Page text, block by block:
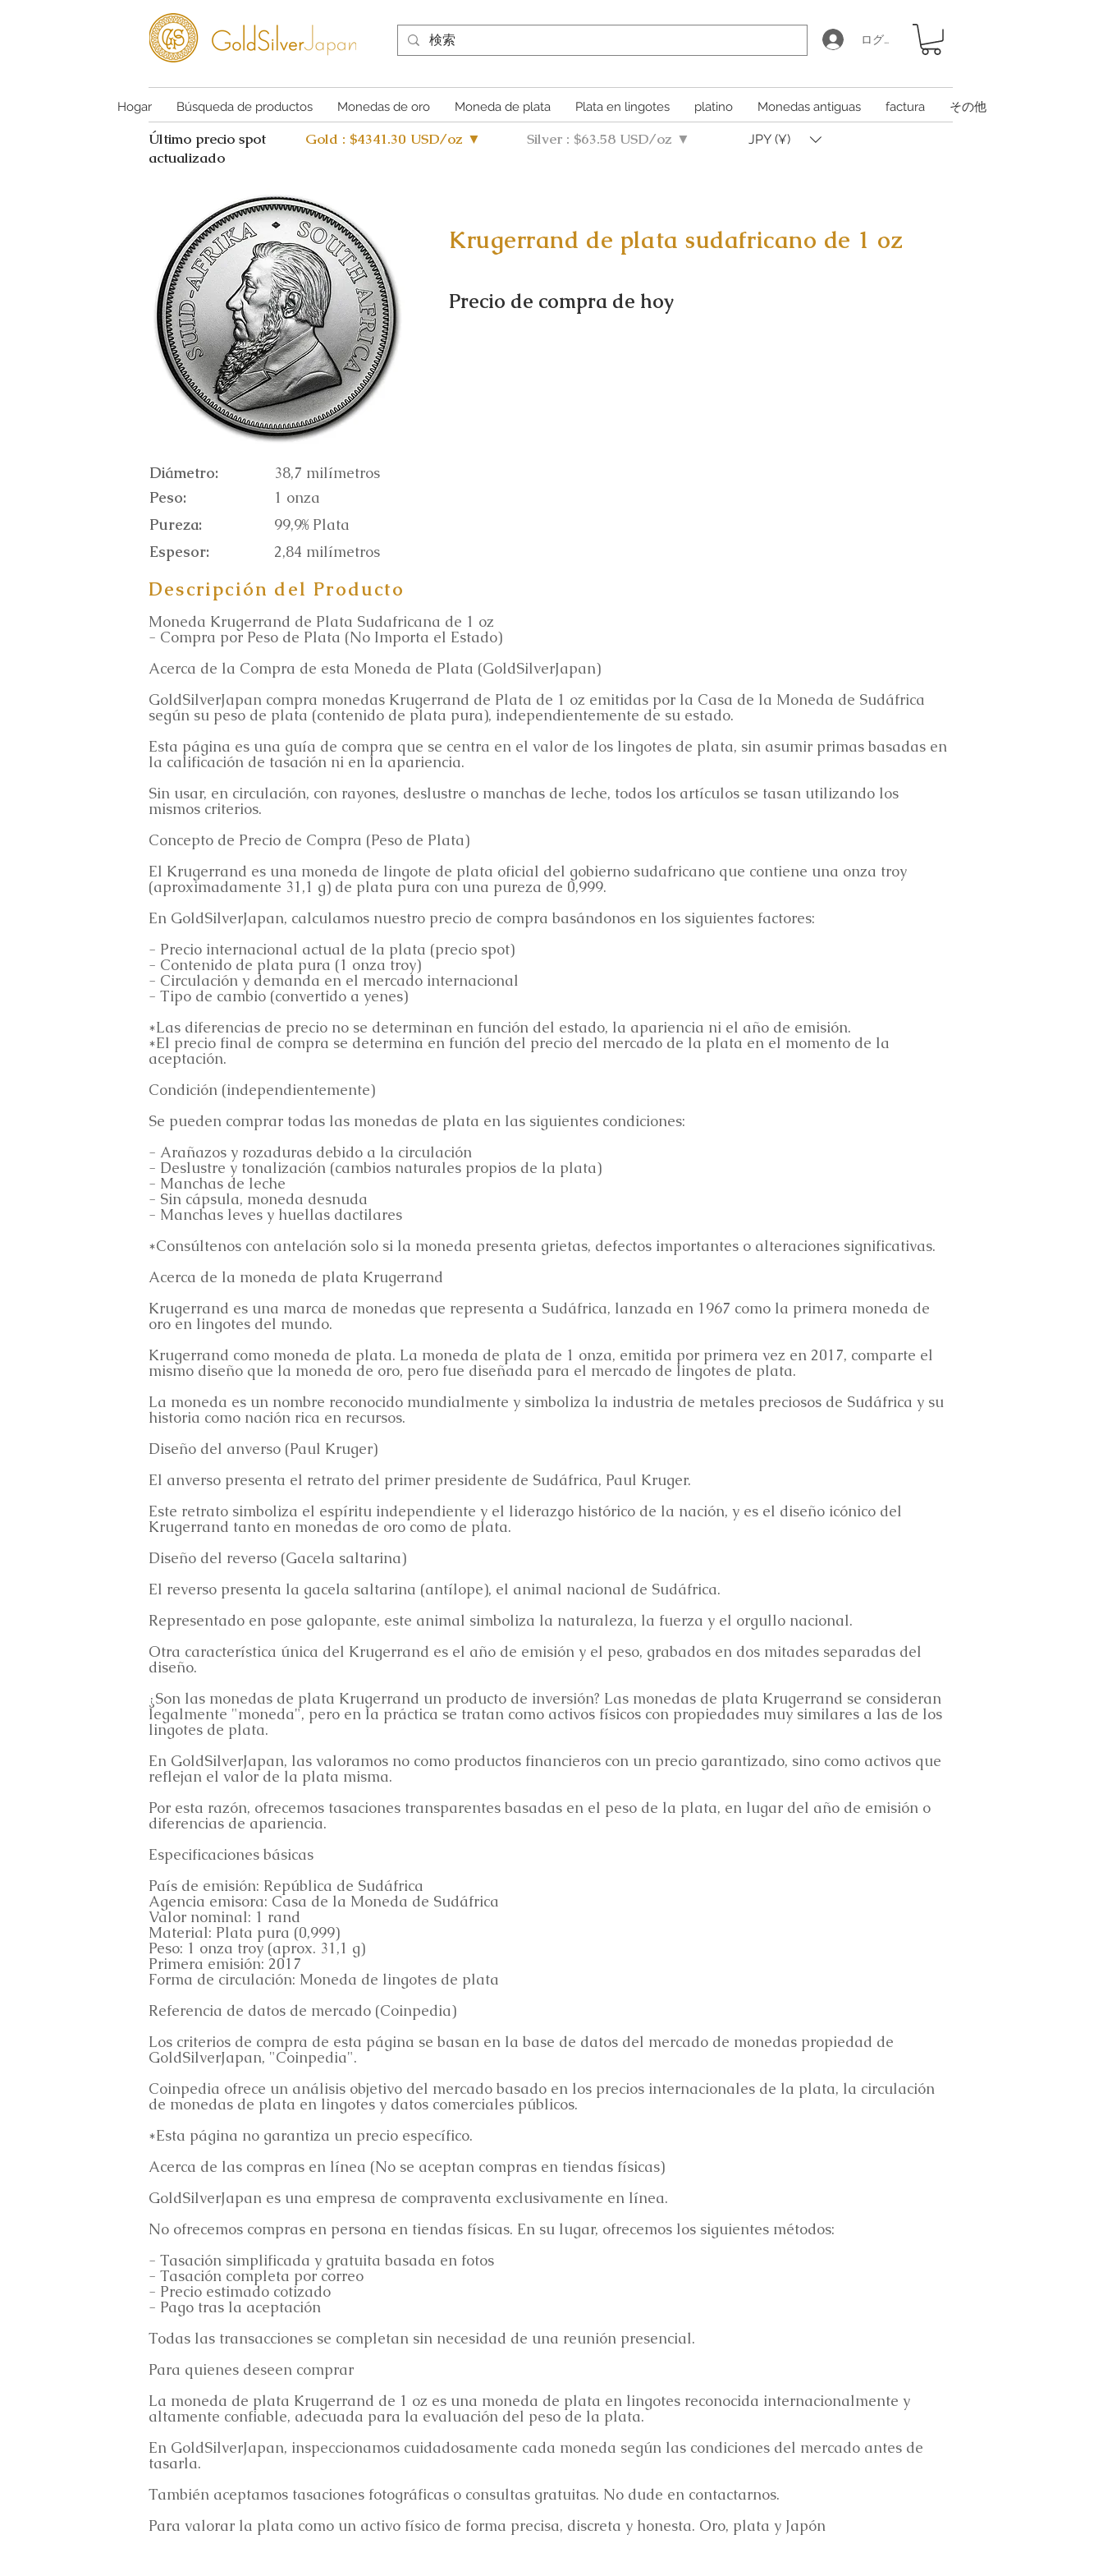
ログイン
Hogar Búsqueda de productos Monedas de oro Moneda de plata Plata en lingotes platino Monedas antiguas factura その他
Último precio spot
actualizado
Gold : $4341.30 USD/oz ▼ Silver : $63.58 USD/oz ▼ JPY (¥)
Krugerrand de plata sudafricano de 1 oz
Precio de compra de hoy
Diámetro:
38,7 milímetros
Peso:
1 onza
Pureza:
99,9% Plata
Espesor:
2,84 milímetros
Descripción del Producto
Moneda Krugerrand de Plata Sudafricana de 1 oz
- Compra por Peso de Plata (No Importa el Estado)
Acerca de la Compra de esta Moneda de Plata (GoldSilverJapan)
GoldSilverJapan compra monedas Krugerrand de Plata de 1 oz emitidas por la Casa de la Moneda de Sudáfrica
según su peso de plata (contenido de plata pura), independientemente de su estado.
Esta página es una guía de compra que se centra en el valor de los lingotes de plata, sin asumir primas basadas en
la calificación de tasación ni en la apariencia.
Sin usar, en circulación, con rayones, deslustre o manchas de leche, todos los artículos se tasan utilizando los
mismos criterios.
Concepto de Precio de Compra (Peso de Plata)
El Krugerrand es una moneda de lingote de plata oficial del gobierno sudafricano que contiene una onza troy
(aproximadamente 31,1 g) de plata pura con una pureza de 0,999.
En GoldSilverJapan, calculamos nuestro precio de compra basándonos en los siguientes factores:
- Precio internacional actual de la plata (precio spot)
- Contenido de plata pura (1 onza troy)
- Circulación y demanda en el mercado internacional
- Tipo de cambio (convertido a yenes)
*Las diferencias de precio no se determinan en función del estado, la apariencia ni el año de emisión.
*El precio final de compra se determina en función del precio del mercado de la plata en el momento de la
aceptación.
Condición (independientemente)
Se pueden comprar todas las monedas de plata en las siguientes condiciones:
- Arañazos y rozaduras debido a la circulación
- Deslustre y tonalización (cambios naturales propios de la plata)
- Manchas de leche
- Sin cápsula, moneda desnuda
- Manchas leves y huellas dactilares
*Consúltenos con antelación solo si la moneda presenta grietas, defectos importantes o alteraciones significativas.
Acerca de la moneda de plata Krugerrand
Krugerrand es una marca de monedas que representa a Sudáfrica, lanzada en 1967 como la primera moneda de
oro en lingotes del mundo.
Krugerrand como moneda de plata. La moneda de plata de 1 onza, emitida por primera vez en 2017, comparte el
mismo diseño que la moneda de oro, pero fue diseñada para el mercado de lingotes de plata.
La moneda es un nombre reconocido mundialmente y simboliza la industria de metales preciosos de Sudáfrica y su
historia como nación rica en recursos.
Diseño del anverso (Paul Kruger)
El anverso presenta el retrato del primer presidente de Sudáfrica, Paul Kruger.
Este retrato simboliza el espíritu independiente y el liderazgo histórico de la nación, y es el diseño icónico del
Krugerrand tanto en monedas de oro como de plata.
Diseño del reverso (Gacela saltarina)
El reverso presenta la gacela saltarina (antílope), el animal nacional de Sudáfrica.
Representado en pose galopante, este animal simboliza la naturaleza, la fuerza y el orgullo nacional.
Otra característica única del Krugerrand es el año de emisión y el peso, grabados en dos mitades separadas del
diseño.
¿Son las monedas de plata Krugerrand un producto de inversión? Las monedas de plata Krugerrand se consideran
legalmente "moneda", pero en la práctica se tratan como activos físicos con propiedades muy similares a las de los
lingotes de plata.
En GoldSilverJapan, las valoramos no como productos financieros con un precio garantizado, sino como activos que
reflejan el valor de la plata misma.
Por esta razón, ofrecemos tasaciones transparentes basadas en el peso de la plata, en lugar del año de emisión o
diferencias de apariencia.
Especificaciones básicas
País de emisión: República de Sudáfrica
Agencia emisora: Casa de la Moneda de Sudáfrica
Valor nominal: 1 rand
Material: Plata pura (0,999)
Peso: 1 onza troy (aprox. 31,1 g)
Primera emisión: 2017
Forma de circulación: Moneda de lingotes de plata
Referencia de datos de mercado (Coinpedia)
Los criterios de compra de esta página se basan en la base de datos del mercado de monedas propiedad de
GoldSilverJapan, "Coinpedia".
Coinpedia ofrece un análisis objetivo del mercado basado en los precios internacionales de la plata, la circulación
de monedas de plata en lingotes y datos comerciales públicos.
*Esta página no garantiza un precio específico.
Acerca de las compras en línea (No se aceptan compras en tiendas físicas)
GoldSilverJapan es una empresa de compraventa exclusivamente en línea.
No ofrecemos compras en persona en tiendas físicas. En su lugar, ofrecemos los siguientes métodos:
- Tasación simplificada y gratuita basada en fotos
- Tasación completa por correo
- Precio estimado cotizado
- Pago tras la aceptación
Todas las transacciones se completan sin necesidad de una reunión presencial.
Para quienes deseen comprar
La moneda de plata Krugerrand de 1 oz es una moneda de plata en lingotes reconocida internacionalmente y
altamente confiable, adecuada para la evaluación del peso de la plata.
En GoldSilverJapan, inspeccionamos cuidadosamente cada moneda según las condiciones del mercado antes de
tasarla.
También aceptamos tasaciones fotográficas o consultas gratuitas. No dude en contactarnos.
Para valorar la plata como un activo físico de forma precisa, discreta y honesta. Oro, plata y Japón